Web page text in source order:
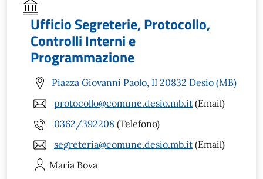
Ufficio Segreterie, Protocollo,
Controlli Interni e
Programmazione
Piazza Giovanni Paolo, II 20832 Desio (MB)
protocollo@comune.desio.mb.it (Email)
0362/392208 (Telefono)
segreteria@comune.desio.mb.it (Email)
Maria Bova